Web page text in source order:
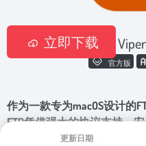
官方版
作为一款专为macOS设计的
FTP凭借强大的协议支持、
的操作界面，成为众多Mac
更新日期：
立即下载